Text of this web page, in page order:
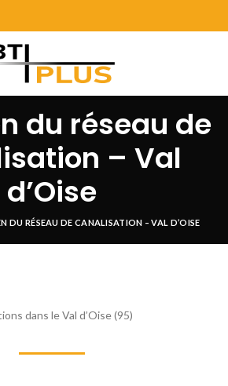
du réseau de
– Val
d’Oise
DU RÉSEAU DE CANALISATION – VAL D’OISE
dans le Val d’Oise (95)